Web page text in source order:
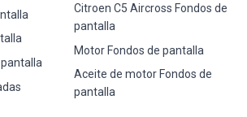
Citroen C5 Aircross Fondos de
pantalla
Motor Fondos de pantalla
Aceite de motor Fondos de
pantalla